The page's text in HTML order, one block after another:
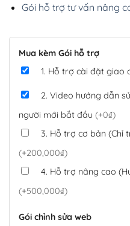
Gói hỗ trợ tư vấn nâng
Mua kèm Gói hỗ trợ
1. Hỗ trợ cài đặt giao
2. Video hướng dẫn
người mới bắt đầu (+0₫)
3. Hỗ trợ cơ bản (Chỉ
(+200,000₫)
4. Hỗ trợ nâng cao
(+500,000₫)
Gói chỉnh sửa web